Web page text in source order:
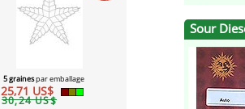
5 grainespar emballage
25,71 US$
30,24 US$
Sour